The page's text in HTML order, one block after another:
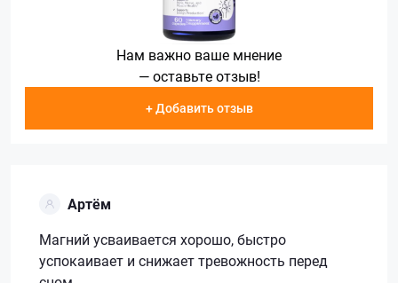
Нам важно ваше мнение
— оставьте отзыв!
+ Добавить отзыв
Артём
Магний усваивается хорошо, быстро
успокаивает и снижает тревожность перед